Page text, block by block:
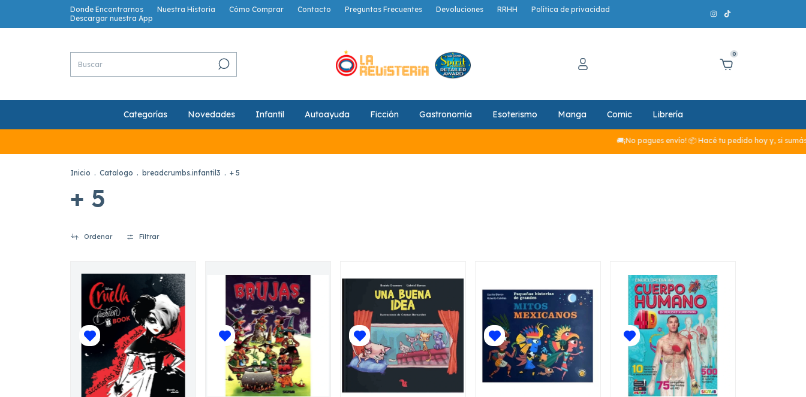
Donde Encontrarnos Nuestra Historia Cómo Comprar Contacto Preguntas Frecuentes Devoluciones RRHH
Política de privacidad
Descargar nuestra App
0
Categorías Novedades Infantil Autoayuda Ficción Gastronomía Esoterismo Manga Comic Librería
🚚¡No pagues envío! 📦 Hacé tu pedido hoy y, si sumás
Inicio . Catalogo . breadcrumbs.infantil3 . + 5
+ 5
Ordenar Filtrar